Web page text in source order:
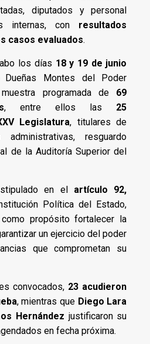
diputados y personal
internas, con resultados
casos evaluados.
los días 18 y 19 de junio
Montes del Poder
programada de 69
, entre ellos las 25
Legislatura, titulares de
administrativas, resguardo
de la Auditoría Superior del
en el artículo 92,
Política del Estado,
propósito fortalecer la
un ejercicio del poder
que comprometan su
convocados, 23 acudieron
, mientras que Diego Lara
Hernández justificaron su
en fecha próxima.